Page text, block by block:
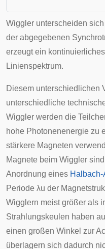
Wiggler unterscheiden
der abgegebenen
erzeugt ein
Linienspektrum.
Diesem unterschiedlichen
unterschiedliche
Wiggler werden die
hohe Photonenenergie zu
stärkere Magneten
Magnete beim Wiggler
Anordnung eines Halbach-
Periode λu der
Wigglern meist größer als
Strahlungskeulen haben
einen großen Winkel zur
überlagern sich dadurch